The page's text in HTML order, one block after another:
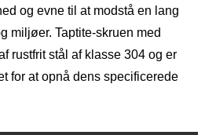
og evne til at modstå en lang
miljøer. Taptite-skruen med
rustfrit stål af klasse 304 og er
for at opnå dens specificerede